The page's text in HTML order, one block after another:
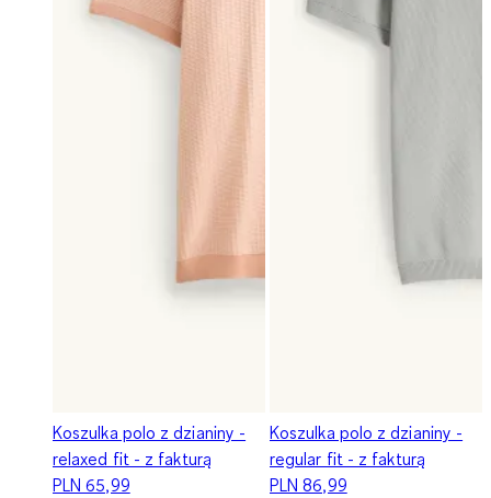
Koszulka polo z dzianiny -
relaxed fit - z fakturą
PLN 65,99
Koszulka polo z dzianiny -
regular fit - z fakturą
PLN 86,99